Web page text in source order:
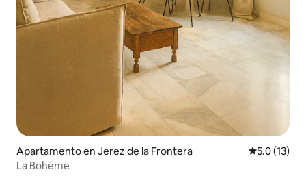
Apartamento en Jerez de la Frontera Calificación
5.0 (13)
La Bohéme